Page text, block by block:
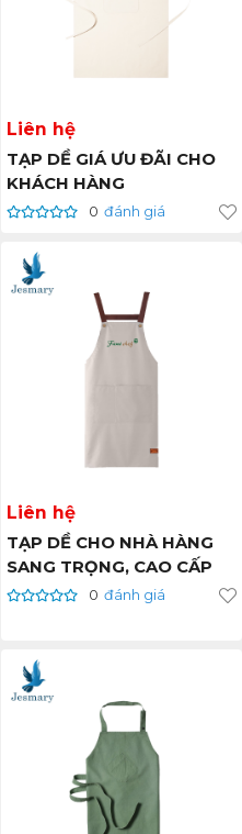
Liên hệ
TẠP DỀ GIÁ ƯU ĐÃI CHO
KHÁCH HÀNG
0 đánh giá
Liên hệ
TẠP DỀ CHO NHÀ HÀNG
SANG TRỌNG, CAO CẤP
0 đánh giá